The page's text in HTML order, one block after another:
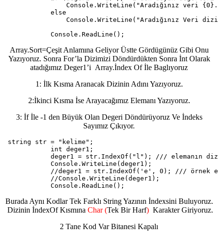
Console.WriteLine("Aradığınız veri
            else
Console.WriteLine("Aradığınız Veri
            Console.ReadLine();
Array.Sort=Çeşit Anlamına Geliyor Üstte Gördügünüz Gibi Onu
Yazıyoruz. Sonra For’la Dizimizi Döndürdükten Sonra İnt Olarak
atadığımız Deger1’i Array.İndex Of İle Baglıyoruz
1: İlk Kısma Aranacak Dizinin Adını Yazıyoruz.
2:İkinci Kısma İse Arayacağımız Elemanı Yazıyoruz.
3: İf İle -1 den Büyük Olan Degeri Döndürüyoruz Ve İndeks
Sayımız Çıkıyor.
string str = "kelime";
            int deger1;
deger1 = str.IndexOf("l"); /// elemanın
            Console.WriteLine(deger1);
//deger1 = str.IndexOf('e', 0); /// örnek
            //Console.WriteLine(deger1);
            Console.ReadLine();
Burada Aynı Kodlar Tek Farklı String Yazının İndexsini Buluyoruz.
Dizinin İndexOf Kısmına Char (Tek Bir Harf)Karakter Giriyoruz.
2 Tane Kod Var Bitanesi Kapalı